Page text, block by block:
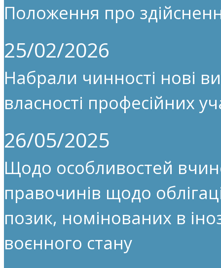
Положення про
25/02/2026
Набрали чинності нові
власності професійних
26/05/2025
Щодо особливостей
правочинів щодо
позик, номінованих в
воєнного стану